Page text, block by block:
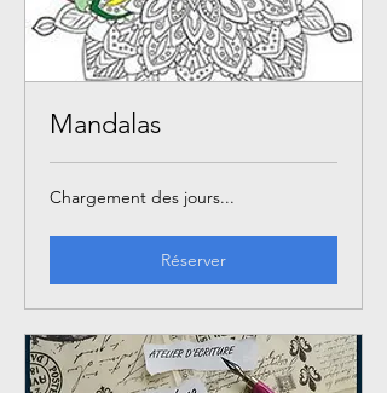
Mandalas
Chargement des jours...
Réserver